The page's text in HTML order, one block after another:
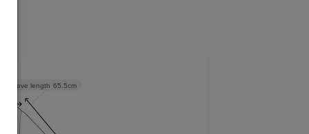
Sleeve length 65.5cm